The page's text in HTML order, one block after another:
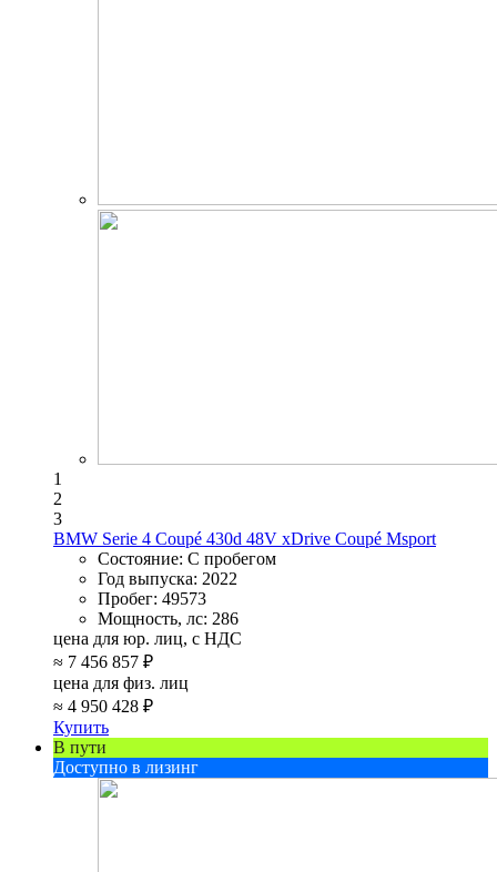
1
2
3
BMW Serie 4 Coupé 430d 48V xDrive Coupé Msport
Состояние: С пробегом
Год выпуска: 2022
Пробег: 49573
Мощность, лс: 286
цена для юр. лиц, с НДС
≈ 7 456 857 ₽
цена для физ. лиц
≈ 4 950 428 ₽
Купить
В пути
Доступно в лизинг